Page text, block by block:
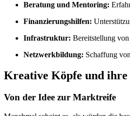
Beratung und Mentoring:
Finanzierungshilfen:
Infrastruktur: Bereitstellung
Netzwerkbildung: Schaffung
Kreative Köpfe und ihre
Von der Idee zur Marktreife